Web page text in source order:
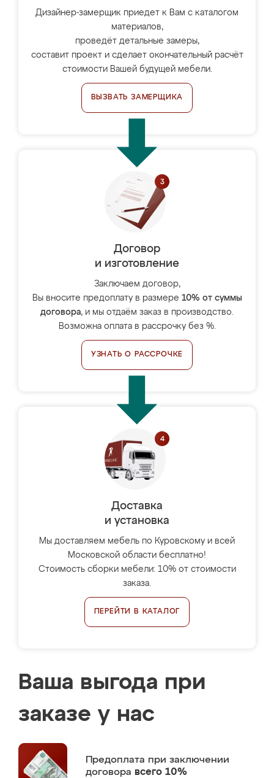
Дизайнер-замерщик приедет к Вам с каталогом
материалов,
проведёт детальные замеры,
составит проект и сделает окончательный расчёт
стоимости Вашей будущей мебели.
ВЫЗВАТЬ ЗАМЕРЩИКА
Договор
и изготовление
Заключаем договор,
Вы вносите предоплату в размере 10% от суммы
договора, и мы отдаём заказ в производство.
Возможна оплата в рассрочку без %.
УЗНАТЬ О РАССРОЧКЕ
Доставка
и установка
Мы доставляем мебель по Куровскому и всей
Московской области бесплатно!
Стоимость сборки мебели: 10% от стоимости
заказа.
ПЕРЕЙТИ В КАТАЛОГ
Ваша выгода при
заказе у нас
Предоплата при заключении
договора всего 10%